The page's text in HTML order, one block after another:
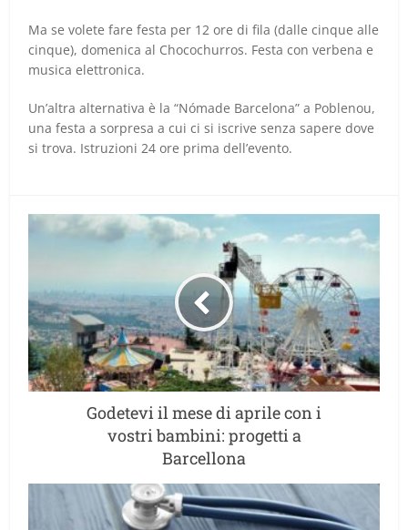
Ma se volete fare festa per 12 ore di fila (dalle cinque alle
cinque), domenica al Chocochurros. Festa con verbena e
musica elettronica.
Un’altra alternativa è la “Nómade Barcelona” a Poblenou,
una festa a sorpresa a cui ci si iscrive senza sapere dove
si trova. Istruzioni 24 ore prima dell’evento.
Godetevi il mese di aprile con i
vostri bambini: progetti a
Barcellona